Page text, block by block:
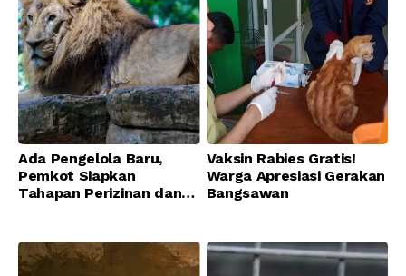
Ada Pengelola Baru,
Pemkot Siapkan
Tahapan Perizinan dan
Vaksin Rabies Gratis!
Warga Apresiasi Gerakan
Bangsawan